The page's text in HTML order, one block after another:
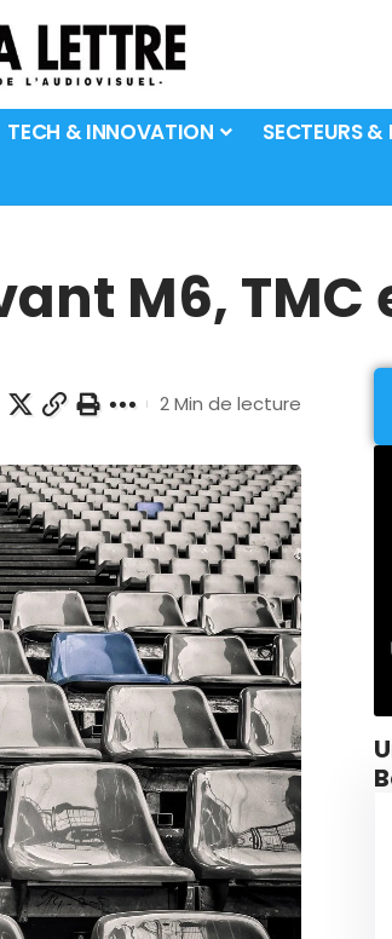
TECH & INNOVATION
SECTEURS &
M6, TMC
2 Min de lecture